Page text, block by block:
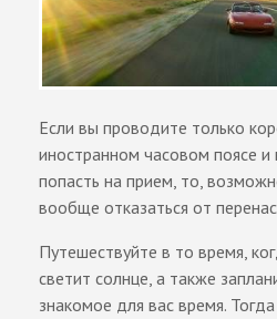
Если вы проводите только
иностранном часовом поясе
попасть на прием, то,
вообще отказаться от
Путешествуйте в то время,
светит солнце, а также
знакомое для вас время.